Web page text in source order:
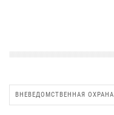
ВНЕВЕДОМСТВЕННАЯ ОХРАНА